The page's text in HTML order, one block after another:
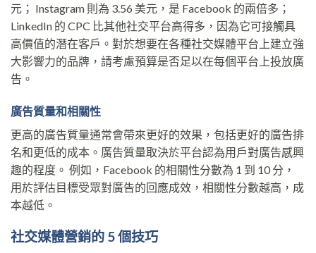
元； Instagram 則為 3.56 美元，是 Facebook 的兩倍多；
LinkedIn 的 CPC 比其他社交平台高得多，因為它可接觸具
高價值的潛在客戶。對於想要在各種社交媒體平台上建立強
大影響力的品牌，請考慮預算是否足以在每個平台上投放廣
告。
廣告質量和相關性
更高的廣告質量通常會帶來更好的效果，包括更好的廣告排
名和更低的成本。廣告質量取決於平台認為用戶對廣告感興
趣的程度。 例如，Facebook 的相關性分數為 1 到 10 分，
用於評估目標受眾對廣告的回應成效，相關性分數越高，成
本越低。
社交媒體營銷的 5 個技巧